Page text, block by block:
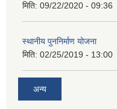
मिति: 09/22/2020 - 09:36
स्थानीय पुननिर्माण योजना
मिति: 02/25/2019 - 13:00
अन्य